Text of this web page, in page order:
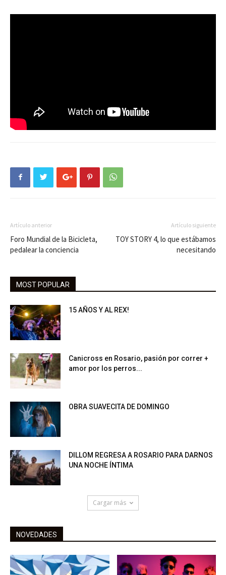
Artículo anterior
Foro Mundial de la Bicicleta,
pedalear la conciencia
Artículo siguiente
TOY STORY 4, lo que estábamos
necesitando
MOST POPULAR
15 AÑOS Y AL REX!
Canicross en Rosario, pasión por correr +
amor por los perros...
OBRA SUAVECITA DE DOMINGO
DILLOM REGRESA A ROSARIO PARA DARNOS
UNA NOCHE ÍNTIMA
Cargar más
NOVEDADES